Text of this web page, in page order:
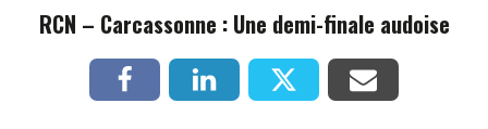
RCN – Carcassonne : Une demi-finale audoise